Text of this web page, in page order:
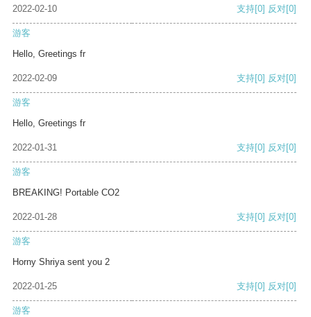
2022-02-10 支持[0] 反对[0]
游客
Hello, Greetings fr
2022-02-09 支持[0] 反对[0]
游客
Hello, Greetings fr
2022-01-31 支持[0] 反对[0]
游客
BREAKING! Portable CO2
2022-01-28 支持[0] 反对[0]
游客
Horny Shriya sent you 2
2022-01-25 支持[0] 反对[0]
游客